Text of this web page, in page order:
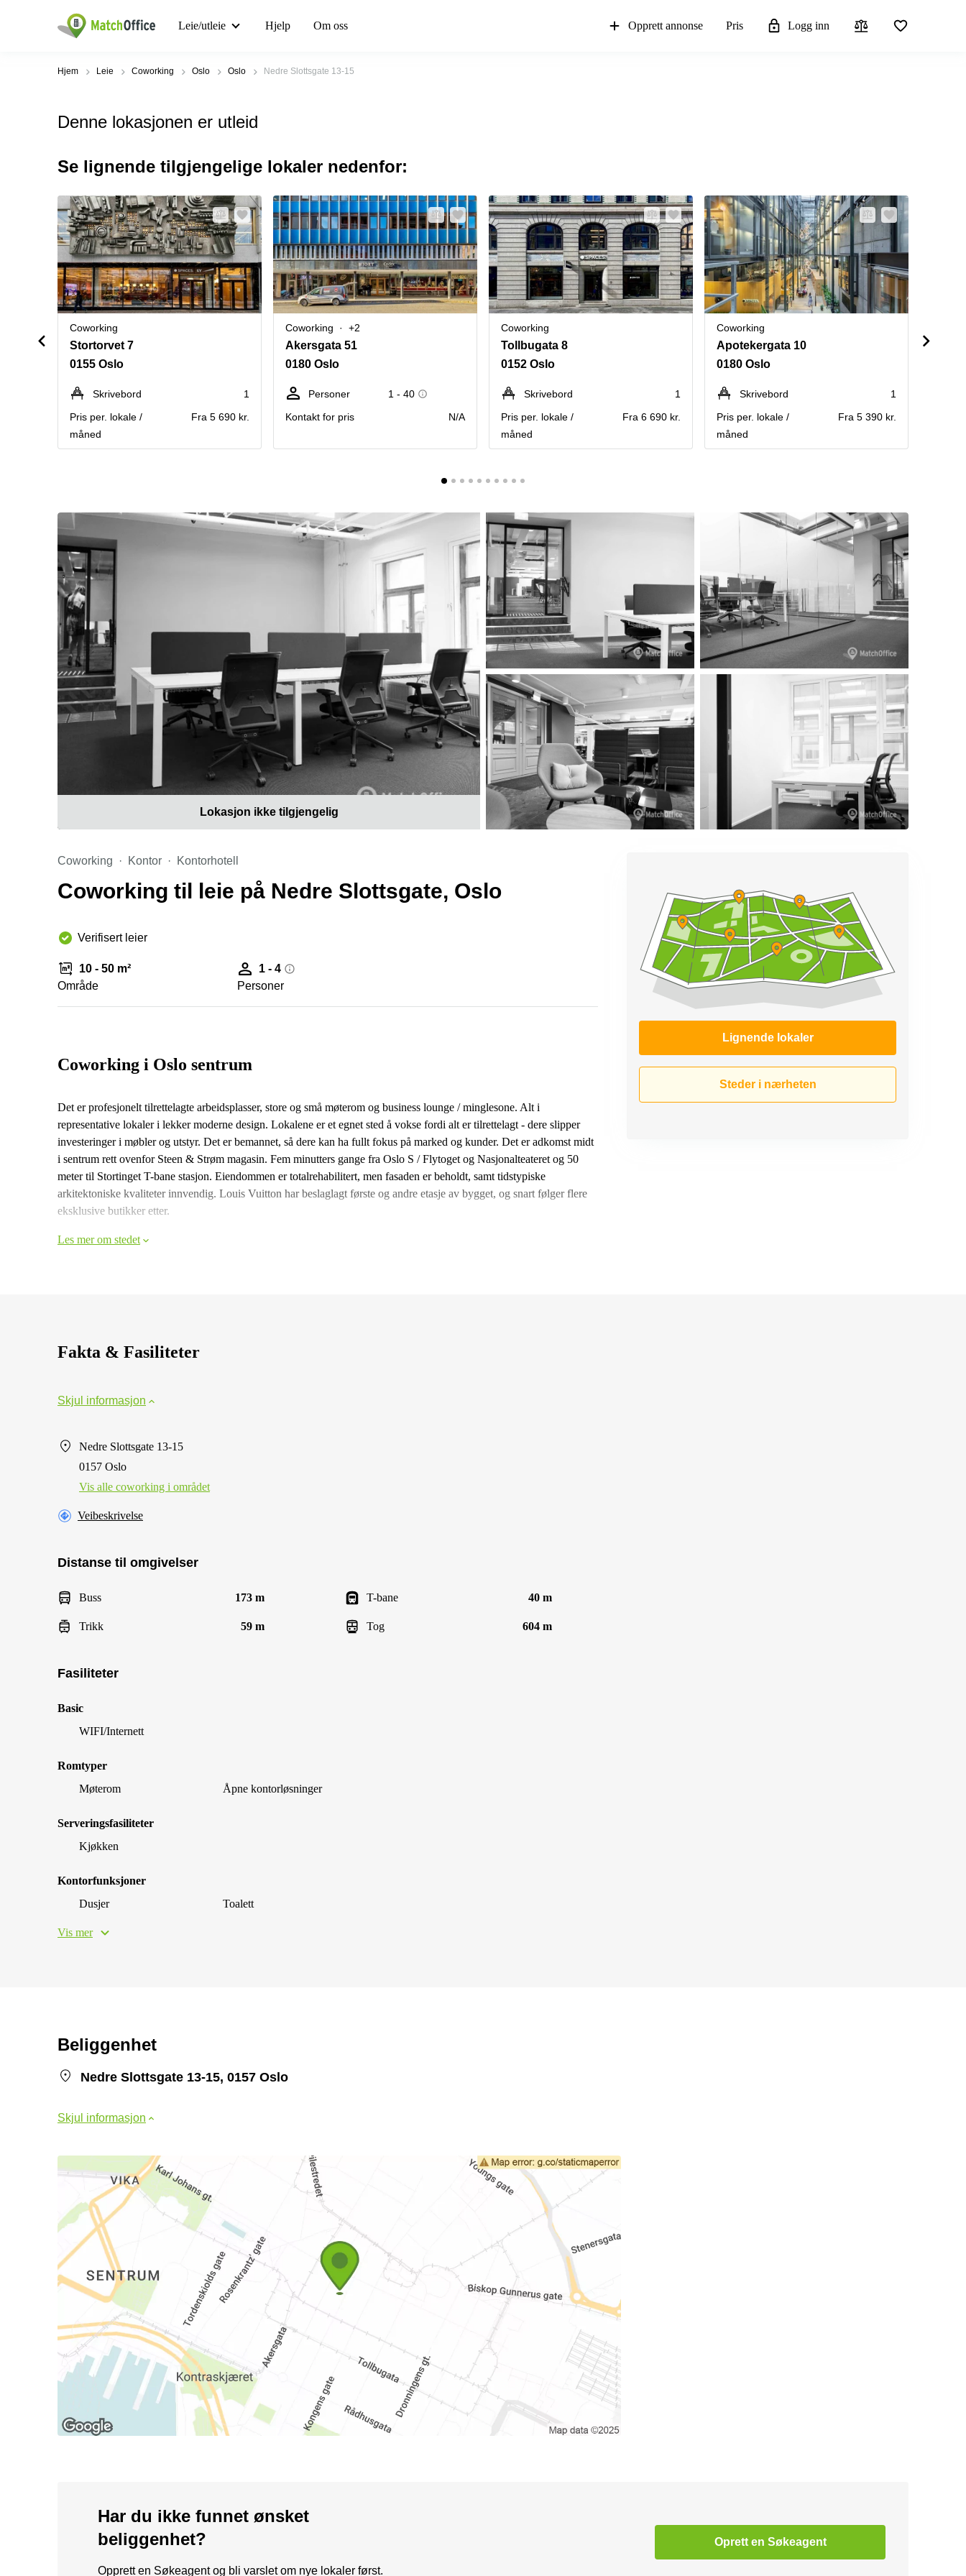
Leie/utleie Hjelp Om oss Opprett annonse Pris Logg inn
Hjem Leie Coworking Oslo Oslo Nedre Slottsgate 13-15
Denne lokasjonen er utleid
Se lignende tilgjengelige lokaler nedenfor:
Coworking
Stortorvet 7
0155 Oslo
Skrivebord
1
Pris per. lokale /
måned
Fra 5 690 kr.
Coworking +2
Akersgata 51
0180 Oslo
Personer
1 - 40
Kontakt for pris
N/A
Coworking
Tollbugata 8
0152 Oslo
Skrivebord
1
Pris per. lokale /
måned
Fra 6 690 kr.
Coworking
Apotekergata 10
0180 Oslo
Skrivebord
1
Pris per. lokale /
måned
Fra 5 390 kr.
Lokasjon ikke tilgjengelig
Coworking Kontor Kontorhotell
Coworking til leie på Nedre Slottsgate, Oslo
Verifisert leier
10 - 50 m²
Område
1 - 4
Personer
Lignende lokaler
Steder i nærheten
Coworking i Oslo sentrum
Det er profesjonelt tilrettelagte arbeidsplasser, store og små møterom og business lounge / minglesone. Alt i
representative lokaler i lekker moderne design. Lokalene er et egnet sted å vokse fordi alt er tilrettelagt - dere slipper
investeringer i møbler og utstyr. Det er bemannet, så dere kan ha fullt fokus på marked og kunder. Det er adkomst midt
i sentrum rett ovenfor Steen & Strøm magasin. Fem minutters gange fra Oslo S / Flytoget og Nasjonalteateret og 50
meter til Stortinget T-bane stasjon. Eiendommen er totalrehabilitert, men fasaden er beholdt, samt tidstypiske
arkitektoniske kvaliteter innvendig. Louis Vuitton har beslaglagt første og andre etasje av bygget, og snart følger flere
eksklusive butikker etter.
Les mer om stedet
Fakta & Fasiliteter
Skjul informasjon
Nedre Slottsgate 13-15
0157 Oslo
Vis alle сoworking i området
Veibeskrivelse
Distanse til omgivelser
Buss 173 m T-bane 40 m
Trikk 59 m Tog 604 m
Fasiliteter
Basic
WIFI/Internett
Romtyper
Møterom
Åpne kontorløsninger
Serveringsfasiliteter
Kjøkken
Kontorfunksjoner
Dusjer
Toalett
Vis mer
Beliggenhet
Nedre Slottsgate 13-15, 0157 Oslo
Skjul informasjon
Har du ikke funnet ønsket
beliggenhet?
Opprett en Søkeagent og bli varslet om nye lokaler først.
Oprett en Søkeagent